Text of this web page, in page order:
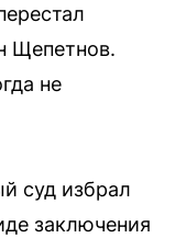
Щепетнов.
не
суд избрал
заключения